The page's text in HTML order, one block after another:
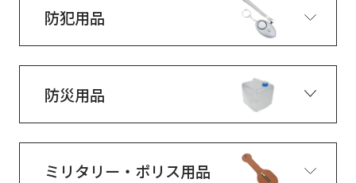
防犯用品
防災用品
ミリタリー・ポリス用品